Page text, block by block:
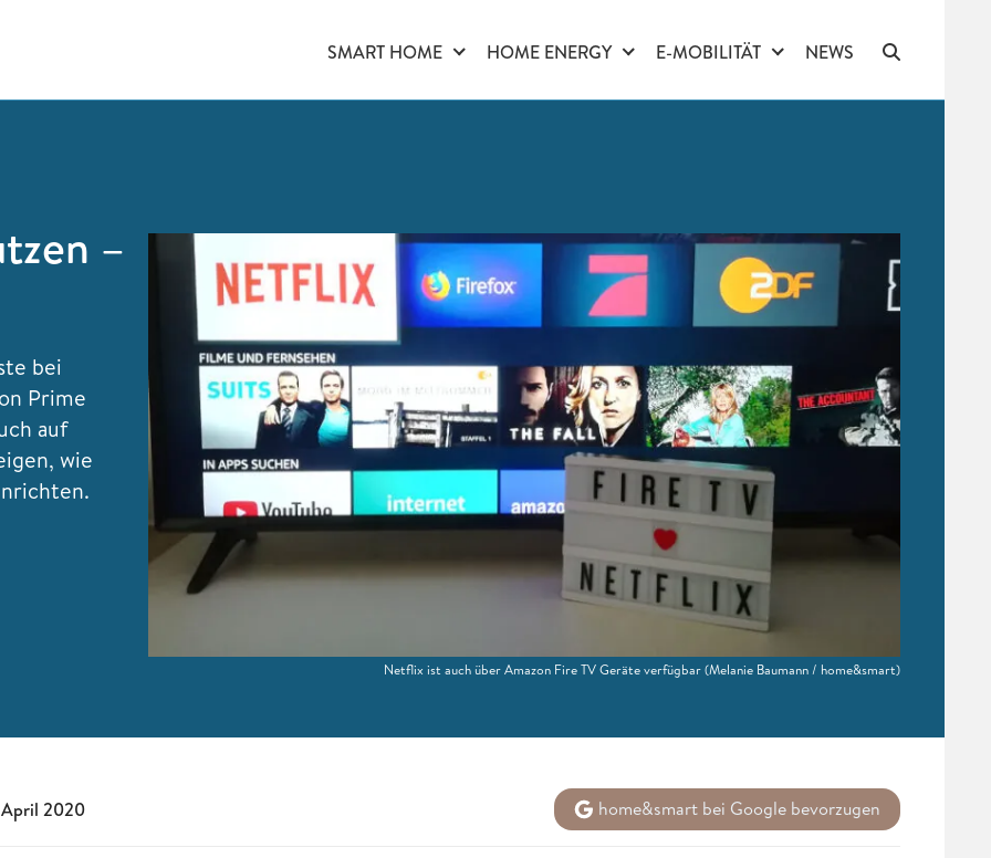
SMART HOME HOME ENERGY E-MOBILITÄT NEWS
–
bei
Prime
auf
wie
Netflix ist auch über Amazon Fire TV Geräte verfügbar(Melanie Baumann / home&smart)
2020 home&smart bei Google bevorzugen